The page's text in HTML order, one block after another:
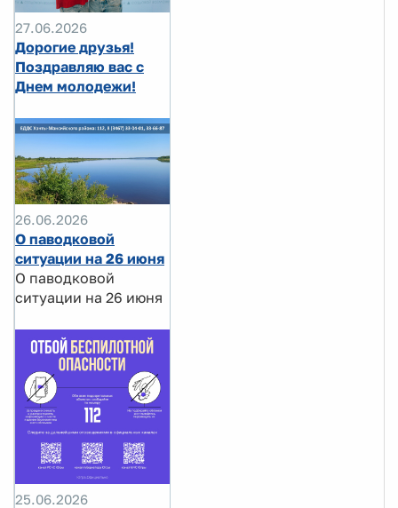
27.06.2026
Дорогие друзья!
Поздравляю вас с
Днем молодежи!
26.06.2026
О паводковой
ситуации на 26 июня
О паводковой
ситуации на 26 июня
25.06.2026